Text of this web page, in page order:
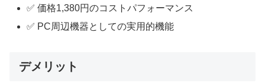
✅ 価格1,380円のコストパフォーマンス
✅ PC周辺機器としての実用的機能
デメリット